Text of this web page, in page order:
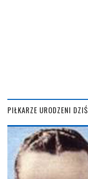
PIŁKARZE URODZENI DZIŚ